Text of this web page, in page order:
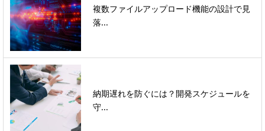
複数ファイルアップロード機能の設計で見
落...
納期遅れを防ぐには？開発スケジュールを
守...